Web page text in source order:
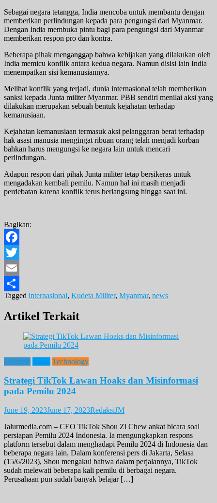
Sebagai negara tetangga, India mencoba untuk membantu dengan
memberikan perlindungan kepada para pengungsi dari Myanmar.
Dengan India membuka pintu bagi para pengungsi dari Myanmar
memberikan respon pro dan kontra.
Beberapa pihak menganggap bahwa kebijakan yang dilakukan oleh
India memicu konflik antara kedua negara. Namun disisi lain India
menempatkan sisi kemanusiannya.
Melihat konflik yang terjadi, dunia internasional telah memberikan
sanksi kepada Junta militer Myanmar. PBB sendiri menilai aksi yang
dilakukan merupakan sebuah bentuk kejahatan terhadap
kemanusiaan.
Kejahatan kemanusiaan termasuk aksi pelanggaran berat terhadap
hak asasi manusia mengingat ribuan orang telah menjadi korban
bahkan harus mengungsi ke negara lain untuk mencari
perlindungan.
Adapun respon dari pihak Junta militer tetap bersikeras untuk
mengadakan kembali pemilu. Namun hal ini masih menjadi
perdebatan karena konflik terus berlangsung hingga saat ini.
Bagikan:
Facebook
Twitter
Email
Share
Tagged internasional, Kudeta Militer, Myanmar, news
Artikel Terkait
Lifestyle Technology
Strategi TikTok Lawan Hoaks dan Misinformasi
pada Pemilu 2024
June 19, 2023June 17, 2023RedaksiJM
Jalurmedia.com – CEO TikTok Shou Zi Chew ankat bicara soal
persiapan Pemilu 2024 Indonesia. Ia mengungkapkan respons
platform tersebut dalam menghadapi Pemilu 2024 di Indonesia dan
beberapa negara lain, Dalam konferensi pers di Jakarta, Selasa
(15/6/2023), Shou mengakui bahwa dalam perjalannya, TikTok
sudah melewati beberapa kali pemilu di berbagai negara.
Perusahaan pun sudah banyak belajar […]